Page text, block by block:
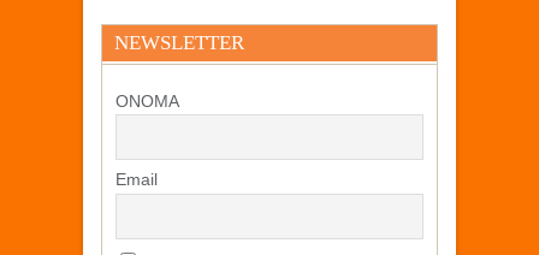
NEWSLETTER
ΟΝΟΜΑ
Email